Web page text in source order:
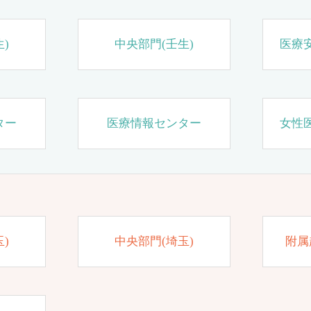
) 中央部門(壬生) 医療
ー 医療情報センター 女性
) 中央部門(埼玉) 附